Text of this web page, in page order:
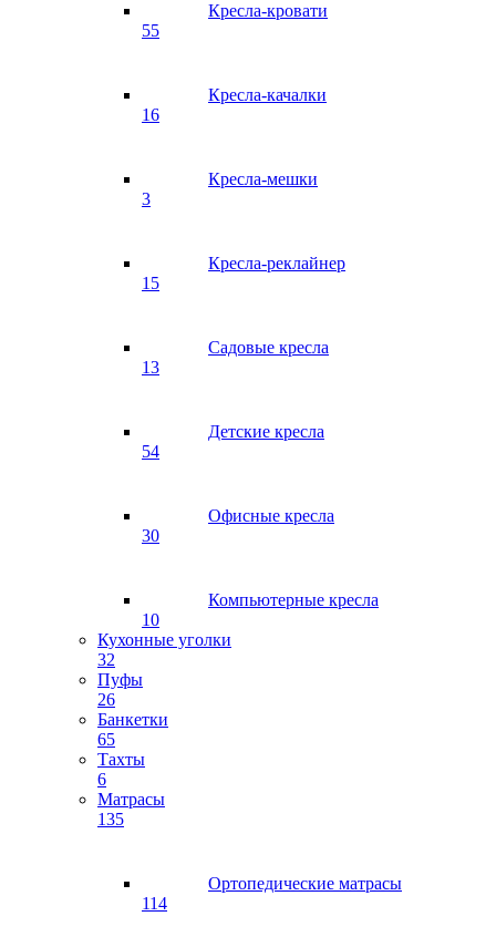
Кресла-кровати
55
Кресла-качалки
16
Кресла-мешки
3
Кресла-реклайнер
15
Садовые кресла
13
Детские кресла
54
Офисные кресла
30
Компьютерные кресла
10
Кухонные уголки
32
Пуфы
26
Банкетки
65
Тахты
6
Матрасы
135
Ортопедические матрасы
114